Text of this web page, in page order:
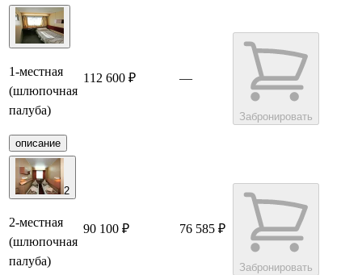
1-местная
(шлюпочная
палуба)
описание
112 600 ₽ —
Забронировать
2
2-местная
(шлюпочная
палуба)
90 100 ₽ 76 585 ₽
Забронировать